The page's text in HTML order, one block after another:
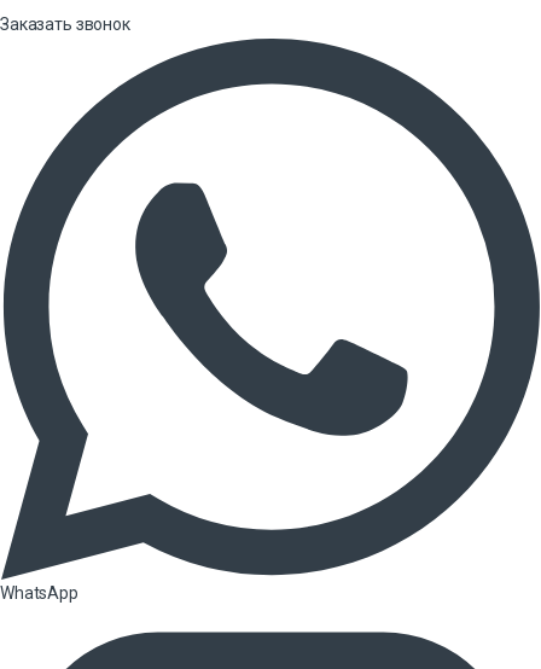
Заказать звонок
WhatsApp